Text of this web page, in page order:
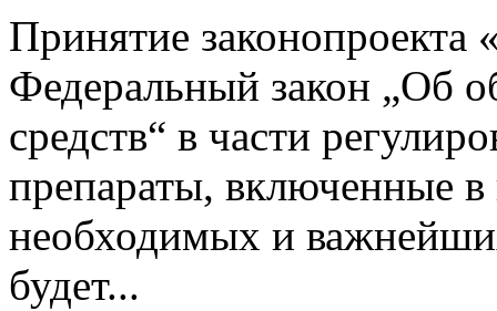
Принятие законопроекта
Федеральный закон „Об
средств“ в части
препараты, включенные
необходимых и
будет...